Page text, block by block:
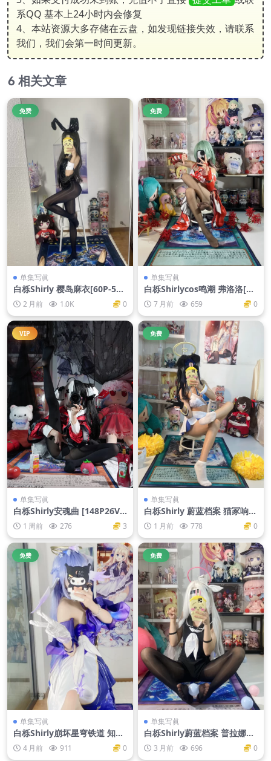
系QQ 基本上24小时内会修复
4、本站资源大多存储在云盘，如发现链接失效，请联系
我们，我们会第一时间更新。
相关文章
免费
单集写眞
白栎Shirly 樱岛麻衣[60P-579
M] 2 月前 1.0K 0
免费
单集写眞
白栎Shirlycos鸣潮 弗洛洛[13
0P25V-6.98G]
7 月前 659 0
VIP
单集写眞
白栎Shirly安魂曲 [148P26V-
10.5G]
1 周前 276 3
免费
单集写眞
白栎Shirly 蔚蓝档案 猫冢响应
援团[88P10V-1.46G]
1 月前 778 0
免费
单集写眞
白栎Shirly崩坏星穹铁道 知更
鸟 [40P 6V]
4 月前 911 0
免费
单集写眞
白栎Shirly蔚蓝档案 普拉娜泳
装[113P-438M]
3 月前 696 0